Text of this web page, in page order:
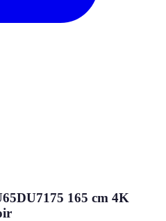
165 cm 4K